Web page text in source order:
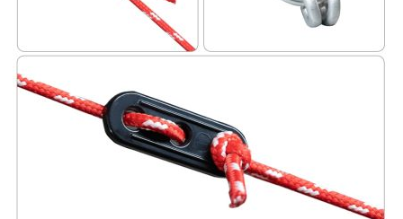
1 х Палатка
1 x Палатка дъждобран
Предупреждение Дръжте всички източници на
пламък и топлина далеч от плата на този
продукт. Продуктът не е подходящ за
атмосферни условия като силен вятър,
снеговалеж и екстремни метеорологични